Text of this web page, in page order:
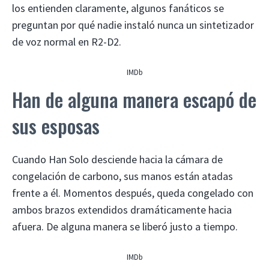
los entienden claramente, algunos fanáticos se
preguntan por qué nadie instaló nunca un sintetizador
de voz normal en R2-D2.
IMDb
Han de alguna manera escapó de
sus esposas
Cuando Han Solo desciende hacia la cámara de
congelación de carbono, sus manos están atadas
frente a él. Momentos después, queda congelado con
ambos brazos extendidos dramáticamente hacia
afuera. De alguna manera se liberó justo a tiempo.
IMDb